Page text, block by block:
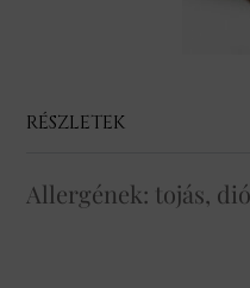
RÉSZLETEK
Allergének: tojás,